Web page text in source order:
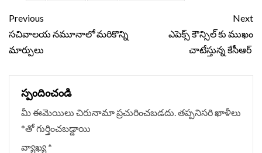
Continue
Reading
Previous
సచివాలయ నమూనాలో మరికొన్ని
మార్పులు
Next
ఎపెక్స్ కౌన్సిల్ కు ముఖం
చాటేస్తున్న కేసీఆర్
స్పందించండి
మీ ఈమెయిలు చిరునామా ప్రచురించబడదు. తప్పనిసరి ఖాళీలు
*‌తో గుర్తించబడ్డాయి
వ్యాఖ్య*